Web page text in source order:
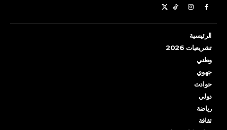
الرئيسية
تشريعيات 2026
وطني
جهوي
حوادث
دولي
رياضة
ثقافة